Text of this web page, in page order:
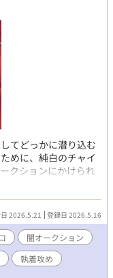
てどっかに潜り込む
めに、純白のチャイ
クションにかけられ
は、後輩のキャリア
も、手に入れます。
じゃね？ えっ、マ
「先輩っ！ ずっとこ
なんじゃなかったの
」 あ、やめろっ、
ゃんの似合いすぎ
った後輩堅物メガネ
2026.5.21 登録日 2026.5.16
闇オークション
執着攻め